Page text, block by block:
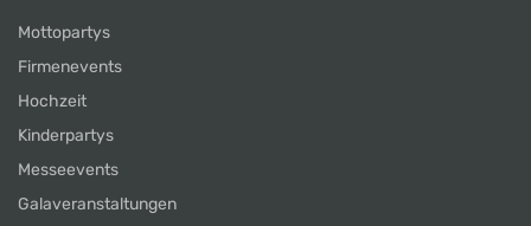
Mottopartys
Firmenevents
Hochzeit
Kinderpartys
Messeevents
Galaveranstaltungen